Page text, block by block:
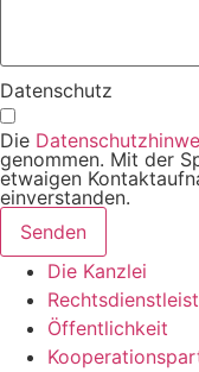
Datenschutz
Die
genommen. Mit der
etwaigen
einverstanden.
Senden
Die Kanzlei
Öffentlichkeit